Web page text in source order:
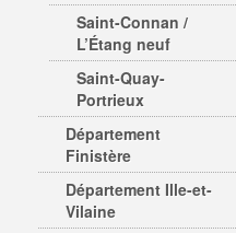
Saint-Connan /
L’Étang neuf
Saint-Quay-
Portrieux
Département
Finistère
Département Ille-et-
Vilaine